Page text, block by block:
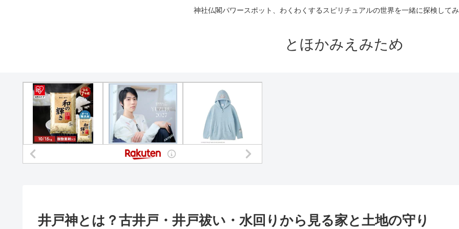
神社仏閣パワースポット、わくわくするスピリチュアルの世界を一緒に探検して
とほかみえみため
井戸神とは？古井戸・井戸祓い・水回りから見る家と土地の守り